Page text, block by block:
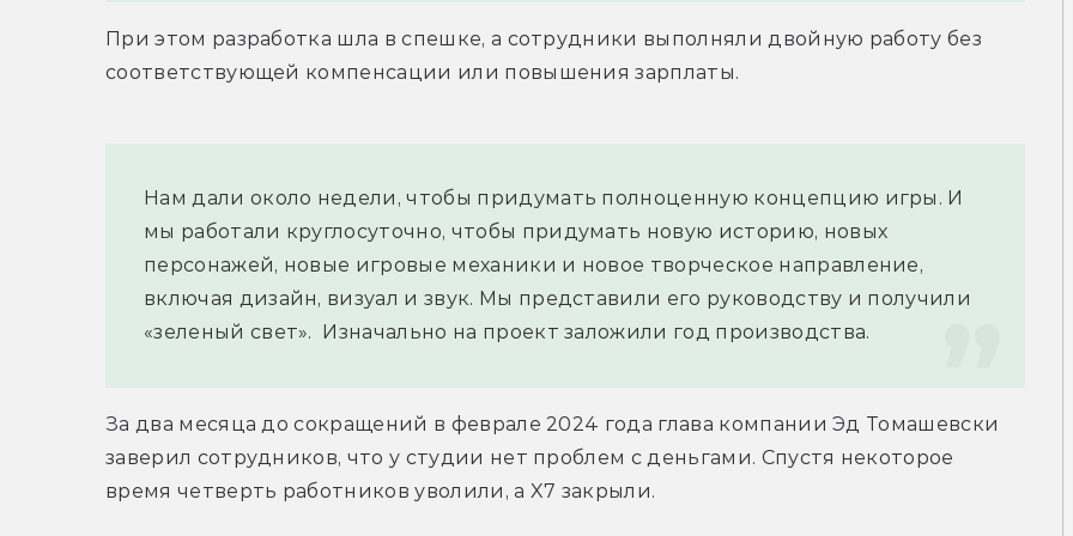
При этом разработка шла в спешке, а сотрудники выполняли двойную работу без
соответствующей компенсации или повышения зарплаты.
Нам дали около недели, чтобы придумать полноценную концепцию игры. И
мы работали круглосуточно, чтобы придумать новую историю, новых
персонажей, новые игровые механики и новое творческое направление,
включая дизайн, визуал и звук. Мы представили его руководству и получили
«зеленый свет».  Изначально на проект заложили год производства.
За два месяца до сокращений в феврале 2024 года глава компании Эд Томашевски
заверил сотрудников, что у студии нет проблем с деньгами. Спустя некоторое
время четверть работников уволили, а X7 закрыли.